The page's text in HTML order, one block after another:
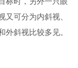
又可分为内斜视、
外斜视比较多见。